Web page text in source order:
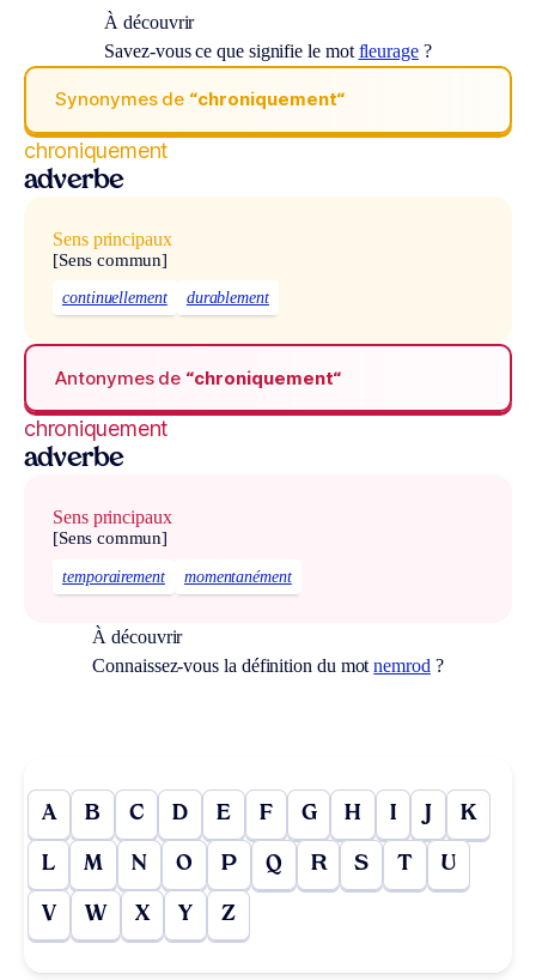
À découvrir
Savez-vous ce que signifie le mot fleurage?
Synonymes de “chroniquement“
chroniquement
adverbe
Sens principaux
[Sens commun]
continuellement durablement
Antonymes de “chroniquement“
chroniquement
adverbe
Sens principaux
[Sens commun]
temporairement momentanément
À découvrir
Connaissez-vous la définition du motnemrod ?
A B C D E F G H I J K
L M N O P Q R S T U
V W X Y Z